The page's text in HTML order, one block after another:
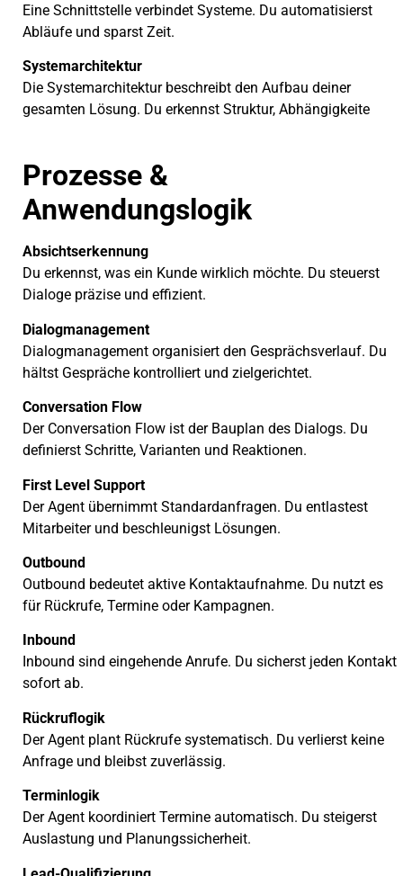
Eine Schnittstelle verbindet Systeme. Du automatisierst
Abläufe und sparst Zeit.
Systemarchitektur
Die Systemarchitektur beschreibt den Aufbau deiner
gesamten Lösung. Du erkennst Struktur, Abhängigkeite
Prozesse &
Anwendungslogik
Absichtserkennung
Du erkennst, was ein Kunde wirklich möchte. Du steuerst
Dialoge präzise und effizient.
Dialogmanagement
Dialogmanagement organisiert den Gesprächsverlauf. Du
hältst Gespräche kontrolliert und zielgerichtet.
Conversation Flow
Der Conversation Flow ist der Bauplan des Dialogs. Du
definierst Schritte, Varianten und Reaktionen.
First Level Support
Der Agent übernimmt Standardanfragen. Du entlastest
Mitarbeiter und beschleunigst Lösungen.
Outbound
Outbound bedeutet aktive Kontaktaufnahme. Du nutzt es
für Rückrufe, Termine oder Kampagnen.
Inbound
Inbound sind eingehende Anrufe. Du sicherst jeden Kontakt
sofort ab.
Rückruflogik
Der Agent plant Rückrufe systematisch. Du verlierst keine
Anfrage und bleibst zuverlässig.
Terminlogik
Der Agent koordiniert Termine automatisch. Du steigerst
Auslastung und Planungssicherheit.